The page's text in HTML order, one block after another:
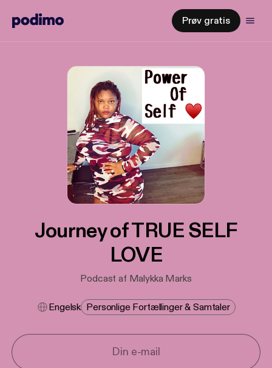
Prøv gratis
Journey of TRUE SELF
LOVE
Podcast af Malykka Marks
Engelsk Personlige Fortællinger & Samtaler